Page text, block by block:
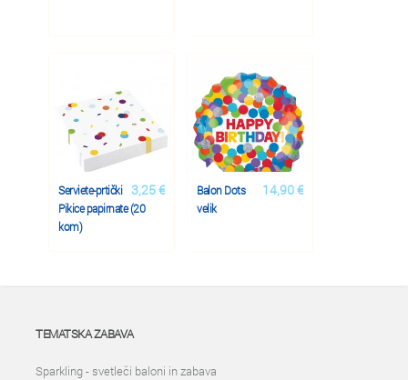
3,25 €
Serviete-prtički
Pikice papirnate (20
kom)
14,90 €
Balon Dots
velik
TEMATSKA ZABAVA
Sparkling - svetleči baloni in zabava